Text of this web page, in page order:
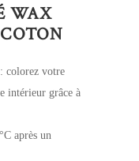
WAX
colorez votre
intérieur grâce à
après un